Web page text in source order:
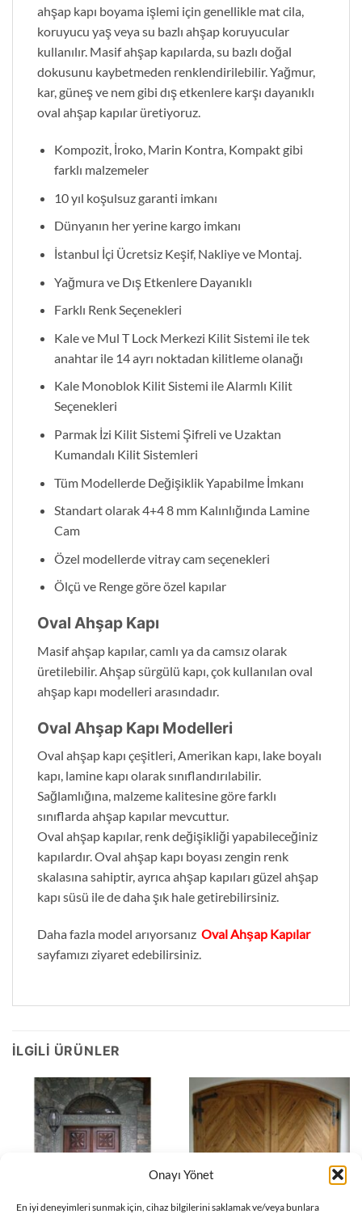
Onayı Yönet
En iyi deneyimleri sunmak için, cihaz bilgilerini saklamak ve/veya bunlara
ahşap kapı boyama işlemi için genellikle mat cila,
koruyucu yaş veya su bazlı ahşap koruyucular
kullanılır. Masif ahşap kapılarda, su bazlı doğal
dokusunu kaybetmeden renklendirilebilir. Yağmur,
kar, güneş ve nem gibi dış etkenlere karşı dayanıklı
oval ahşap kapılar üretiyoruz.
Kompozit, İroko, Marin Kontra, Kompakt gibi
farklı malzemeler
10 yıl koşulsuz garanti imkanı
Dünyanın her yerine kargo imkanı
İstanbul İçi Ücretsiz Keşif, Nakliye ve Montaj.
Yağmura ve Dış Etkenlere Dayanıklı
Farklı Renk Seçenekleri
Kale ve Mul T Lock Merkezi Kilit Sistemi ile tek
anahtar ile 14 ayrı noktadan kilitleme olanağı
Kale Monoblok Kilit Sistemi ile Alarmlı Kilit
Seçenekleri
Parmak İzi Kilit Sistemi Şifreli ve Uzaktan
Kumandalı Kilit Sistemleri
Tüm Modellerde Değişiklik Yapabilme İmkanı
Standart olarak 4+4 8 mm Kalınlığında Lamine
Cam
Özel modellerde vitray cam seçenekleri
Ölçü ve Renge göre özel kapılar
Oval Ahşap Kapı
Masif ahşap kapılar, camlı ya da camsız olarak
üretilebilir. Ahşap sürgülü kapı, çok kullanılan oval
ahşap kapı modelleri arasındadır.
Oval Ahşap Kapı Modelleri
Oval ahşap kapı çeşitleri, Amerikan kapı, lake boyalı
kapı, lamine kapı olarak sınıflandırılabilir.
Sağlamlığına, malzeme kalitesine göre farklı
sınıflarda ahşap kapılar mevcuttur.
Oval ahşap kapılar, renk değişikliği yapabileceğiniz
kapılardır. Oval ahşap kapı boyası zengin renk
skalasına sahiptir, ayrıca ahşap kapıları güzel ahşap
kapı süsü ile de daha şık hale getirebilirsiniz.
Daha fazla model arıyorsanız Oval Ahşap Kapılar
sayfamızı ziyaret edebilirsiniz.
İLGILI ÜRÜNLER